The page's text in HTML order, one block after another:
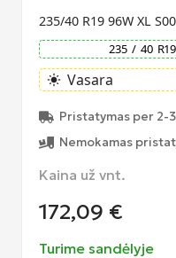
235/40 R19 96W XL
235 / 40 R19
light_mode Vasara
Pristatymas per 2-
Nemokamas
Kaina už vnt.
172,09 €
Turime sandėlyje